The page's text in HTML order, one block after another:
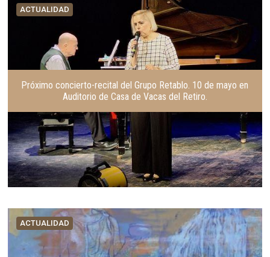
e
r
i
o
r
i
t
e
ACTUALIDAD
Próximo concierto-recital del Grupo Retablo. 10 de mayo en
Auditorio de Casa de Vacas del Retiro.
ACTUALIDAD